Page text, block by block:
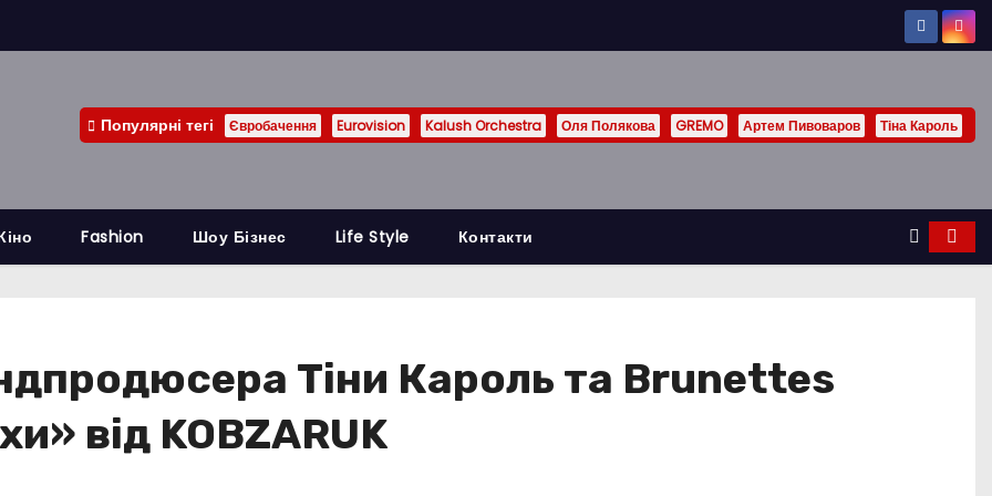
Популярні тегі Євробачення Eurovision Kalush Orchestra Оля Полякова GREMO Артем Пивоваров Тіна Кароль
Fashion Шоу Бізнес Life Style Контакти
Тіни Кароль та Brunettes
від KOBZARUK